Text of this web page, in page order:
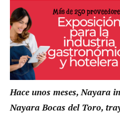
Hace unos meses, Nayara
Nayara Bocas del Toro,